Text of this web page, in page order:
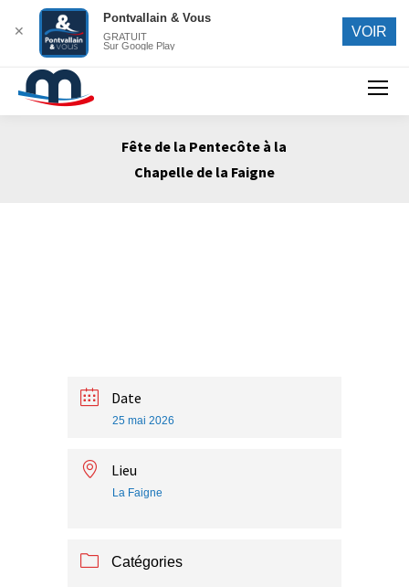
Fête de la Pentecôte à la
Chapelle de la Faigne
Date
25 mai 2026
Lieu
La Faigne
Catégories
✕
Pontvallain & Vous
GRATUIT
Sur Google Play
VOIR